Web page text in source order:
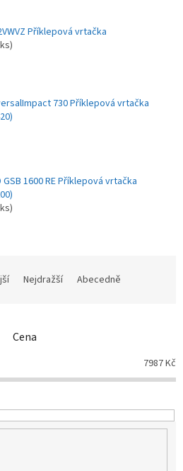
Příklepová vrtačka
730 Příklepová vrtačka
GSB 1600 RE Příklepová vrtačka
Nejdražší Abecedně
Cena
7987Kč